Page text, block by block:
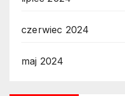
czerwiec 2024
maj 2024